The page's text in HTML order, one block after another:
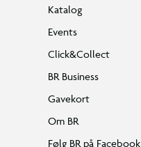
Katalog
Events
Click&Collect
BR Business
Gavekort
Om BR
Følg BR på Facebook